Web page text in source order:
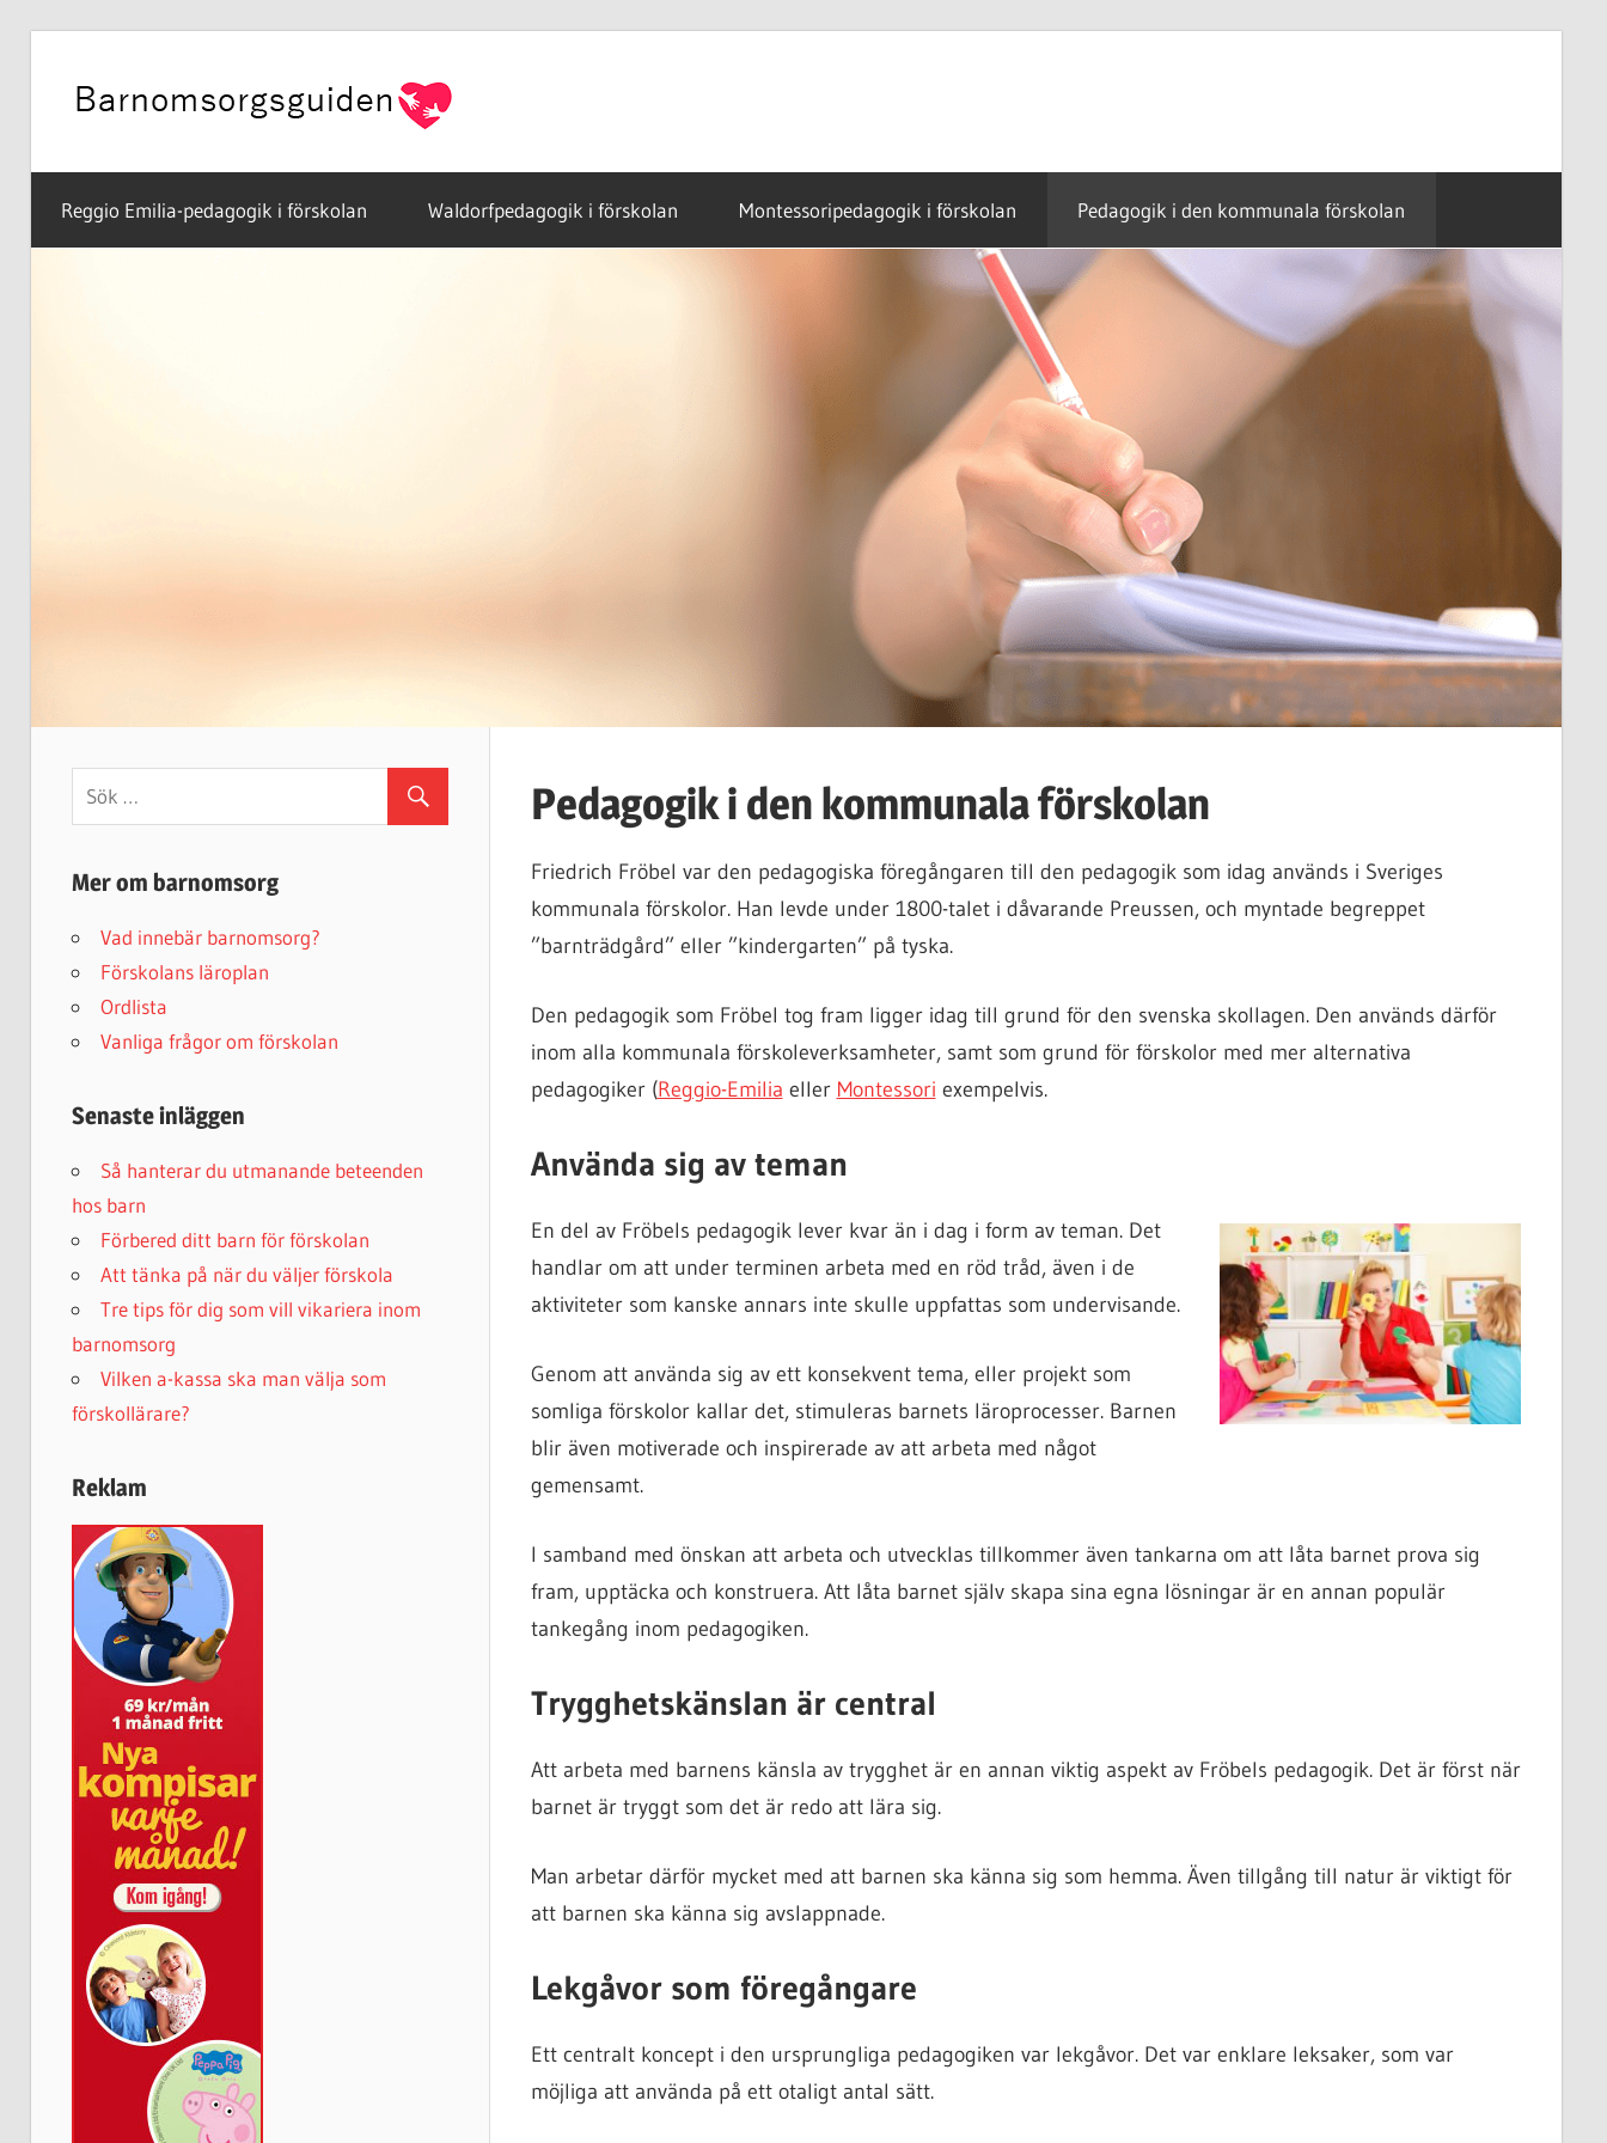
innehåll
Reggio Emilia-pedagogik i förskolan Waldorfpedagogik i förskolan Montessoripedagogik i förskolan Pedagogik i den kommunala förskolan
Pedagogik i den kommunala förskolan
Friedrich Fröbel var den pedagogiska föregångaren till den pedagogik som idag används i Sveriges
kommunala förskolor. Han levde under 1800-talet i dåvarande Preussen, och myntade begreppet
”barnträdgård” eller ”kindergarten” på tyska.
Den pedagogik som Fröbel tog fram ligger idag till grund för den svenska skollagen. Den används därför
inom alla kommunala förskoleverksamheter, samt som grund för förskolor med mer alternativa
pedagogiker (Reggio-Emilia eller Montessori exempelvis.
Använda sig av teman
En del av Fröbels pedagogik lever kvar än i dag i form av teman. Det
handlar om att under terminen arbeta med en röd tråd, även i de
aktiviteter som kanske annars inte skulle uppfattas som undervisande.
Genom att använda sig av ett konsekvent tema, eller projekt som
somliga förskolor kallar det, stimuleras barnets läroprocesser. Barnen
blir även motiverade och inspirerade av att arbeta med något
gemensamt.
I samband med önskan att arbeta och utvecklas tillkommer även tankarna om att låta barnet prova sig
fram, upptäcka och konstruera. Att låta barnet själv skapa sina egna lösningar är en annan populär
tankegång inom pedagogiken.
Trygghetskänslan är central
Att arbeta med barnens känsla av trygghet är en annan viktig aspekt av Fröbels pedagogik. Det är först när
barnet är tryggt som det är redo att lära sig.
Man arbetar därför mycket med att barnen ska känna sig som hemma. Även tillgång till natur är viktigt för
att barnen ska känna sig avslappnade.
Lekgåvor som föregångare
Ett centralt koncept i den ursprungliga pedagogiken var lekgåvor. Det var enklare leksaker, som var
möjliga att använda på ett otaligt antal sätt.
Mer om barnomsorg
Vad innebär barnomsorg?
Förskolans läroplan
Ordlista
Vanliga frågor om förskolan
Senaste inläggen
Så hanterar du utmanande beteenden
hos barn
Förbered ditt barn för förskolan
Att tänka på när du väljer förskola
Tre tips för dig som vill vikariera inom
barnomsorg
Vilken a-kassa ska man välja som
förskollärare?
Reklam